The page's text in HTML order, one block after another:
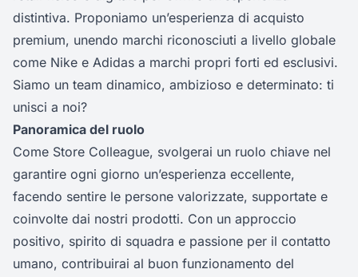
distintiva. Proponiamo un’esperienza di acquisto
premium, unendo marchi riconosciuti a livello globale
come Nike e Adidas a marchi propri forti ed esclusivi.
Siamo un team dinamico, ambizioso e determinato: ti
unisci a noi?
Panoramica del ruolo
Come Store Colleague, svolgerai un ruolo chiave nel
garantire ogni giorno un’esperienza eccellente,
facendo sentire le persone valorizzate, supportate e
coinvolte dai nostri prodotti. Con un approccio
positivo, spirito di squadra e passione per il contatto
umano, contribuirai al buon funzionamento del